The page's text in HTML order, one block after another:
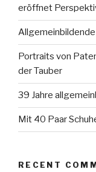
eröffnet
Portraits von
der Tauber
39 Jahre
Mit 40 Paar
RECENT